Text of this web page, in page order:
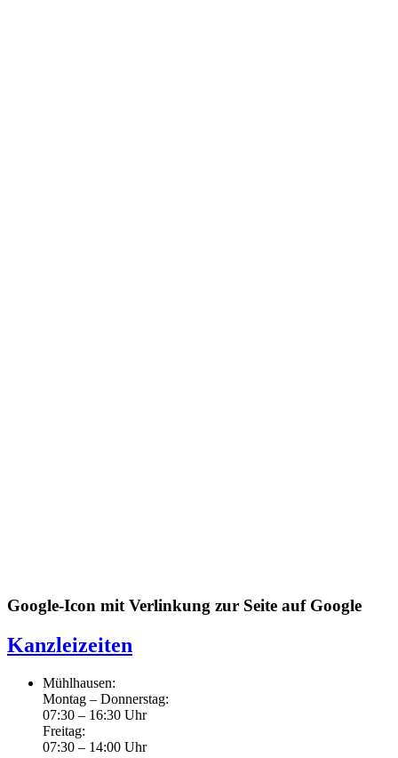
Google-Icon mit Verlinkung zur Seite auf Google
Kanzleizeiten
Mühlhausen:
Montag – Donnerstag:
07:30 – 16:30 Uhr
Freitag:
07:30 – 14:00 Uhr